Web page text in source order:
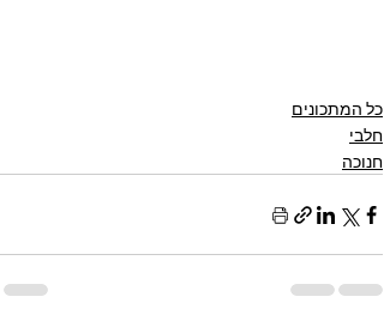
כל המתכונים
חלבי
חנוכה